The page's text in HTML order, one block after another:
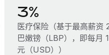
3%
医疗保险（基于最高薪资
巴嫩镑（LBP），即每月
元（USD））